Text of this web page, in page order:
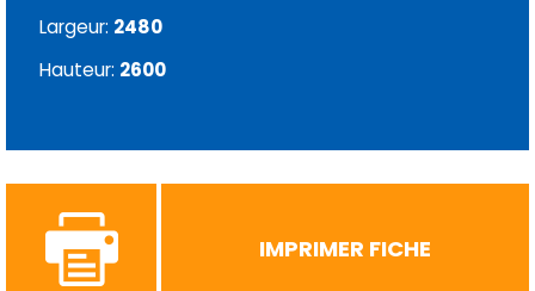
Largeur: 2480
Hauteur: 2600
IMPRIMER FICHE